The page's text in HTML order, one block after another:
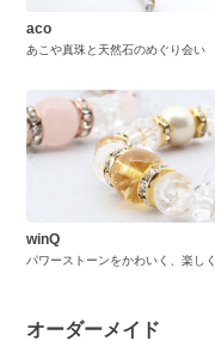
aco
あこや真珠と天然石のめぐり会い
winQ
パワーストーンをかわいく、楽しく
オーダーメイド